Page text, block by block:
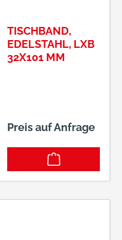
TISCHBAND,
EDELSTAHL, LXB
32X101 MM
Preis auf Anfrage